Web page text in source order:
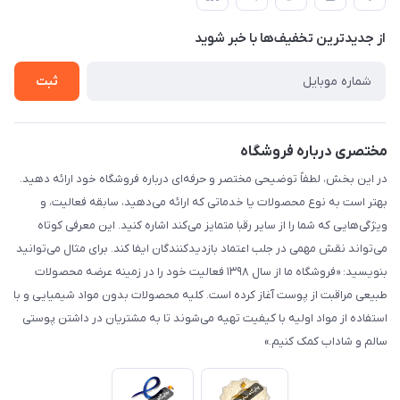
لیست محصولات
درباره ما
حریم خصوصی
راهنما
از جدید‌ترین تخفیف‌ها با‌ خبر شوید
ثبت
مختصری درباره فروشگاه
در این بخش، لطفاً توضیحی مختصر و حرفه‌ای درباره فروشگاه خود ارائه دهید.
بهتر است به نوع محصولات یا خدماتی که ارائه می‌دهید، سابقه فعالیت، و
ویژگی‌هایی که شما را از سایر رقبا متمایز می‌کند اشاره کنید. این معرفی کوتاه
می‌تواند نقش مهمی در جلب اعتماد بازدیدکنندگان ایفا کند. برای مثال می‌توانید
بنویسید: «فروشگاه ما از سال ۱۳۹۸ فعالیت خود را در زمینه عرضه محصولات
طبیعی مراقبت از پوست آغاز کرده است. کلیه محصولات بدون مواد شیمیایی و با
استفاده از مواد اولیه با کیفیت تهیه می‌شوند تا به مشتریان در داشتن پوستی
سالم و شاداب کمک کنیم.»